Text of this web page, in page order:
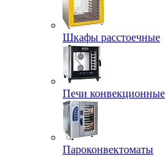
Шкафы расстоечные
Печи конвекционные
Пароконвектоматы